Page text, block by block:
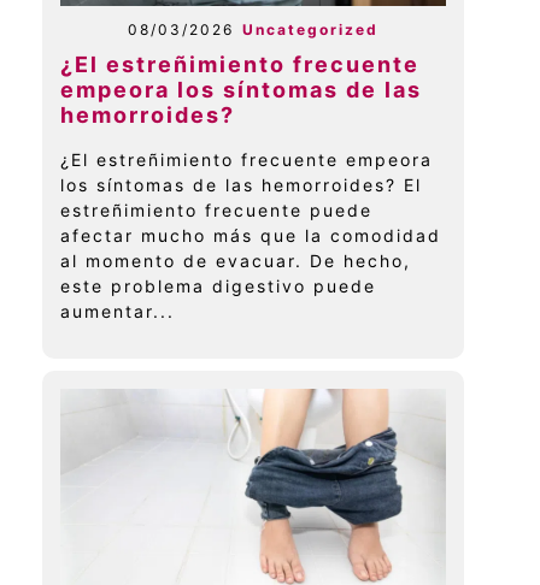
08/03/2026 Uncategorized
¿El estreñimiento frecuente
empeora los síntomas de las
hemorroides?
¿El estreñimiento frecuente empeora
los síntomas de las hemorroides? El
estreñimiento frecuente puede
afectar mucho más que la comodidad
al momento de evacuar. De hecho,
este problema digestivo puede
aumentar...